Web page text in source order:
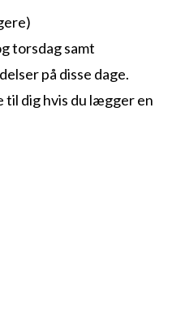
torsdag samt
på disse dage.
til dig hvis du lægger en